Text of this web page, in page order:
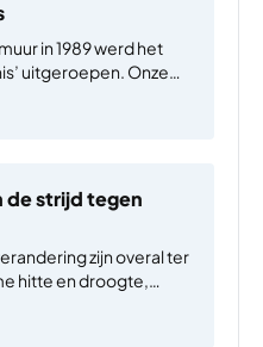
van
in 1989 werd het
uitgeroepen. Onze
had definitief
experiment in
strijd tegen
zijn overal ter
hitte en droogte,
en cyclonen op